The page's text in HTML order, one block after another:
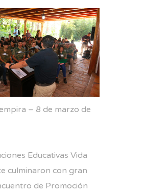
– 8 de marzo de
Educativas Vida
culminaron con gran
de Promoción